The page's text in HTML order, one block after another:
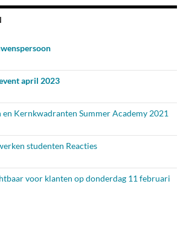
april 2023
Kernkwadranten Summer Academy 2021
studenten Reacties
voor klanten op donderdag 11 februari